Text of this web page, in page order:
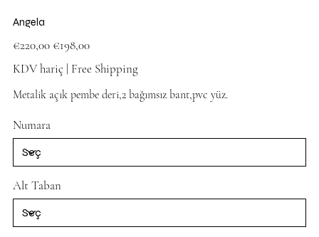
Angela
fiyat
€220,00
İndirimli
fiyat
€198,00
KDV hariç | Free Shipping
Metalik açık pembe deri,2 bağımsız bant,pvc yüz.
Numara
Alt Taban